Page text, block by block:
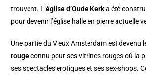
trouvent. L’église d’Oude Kerka été
pour devenir l’église halle en pierre actuelle
Une partie du Vieux Amsterdam est devenu
rougeconnu pour ses vitrines rouges où la
ses spectacles erotiques et ses sex-shops.